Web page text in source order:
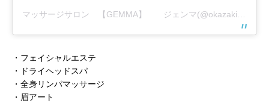
・フェイシャルエステ
・ドライヘッドスパ
・全身リンパマッサージ
・眉アート